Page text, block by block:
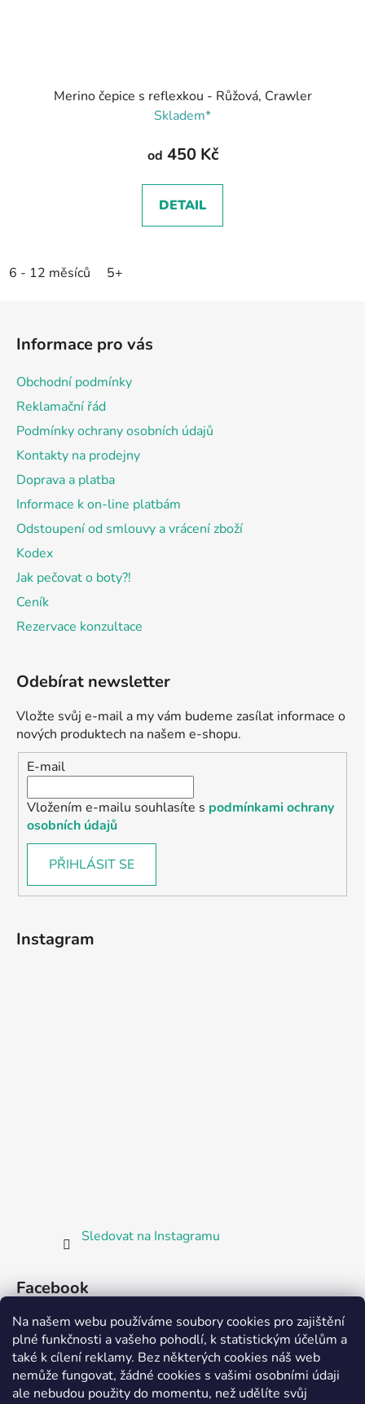
Na našem webu používáme soubory cookies pro zajištění
plné funkčnosti a vašeho pohodlí, k statistickým účelům a
také k cílení reklamy. Bez některých cookies náš web
nemůže fungovat, žádné cookies s vašimi osobními údaji
ale nebudou použity do momentu, než udělíte svůj
Merino čepice s reflexkou - Růžová, Crawler
Skladem*
od 450 Kč
DETAIL
6 - 12 měsíců 5+
Informace pro vás
Obchodní podmínky
Reklamační řád
Podmínky ochrany osobních údajů
Kontakty na prodejny
Doprava a platba
Informace k on-line platbám
Odstoupení od smlouvy a vrácení zboží
Kodex
Jak pečovat o boty?!
Ceník
Rezervace konzultace
Odebírat newsletter
Vložte svůj e-mail a my vám budeme zasílat informace o
nových produktech na našem e-shopu.
E-mail
Vložením e-mailu souhlasíte s podmínkami ochrany
osobních údajů
PŘIHLÁSIT SE
Instagram
Sledovat na Instagramu
Facebook